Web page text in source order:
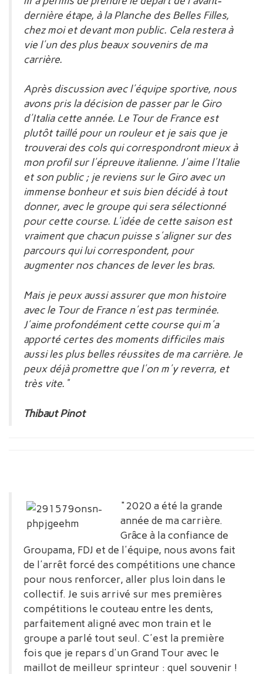
dernière étape, à la Planche des Belles Filles,
chez moi et devant mon public. Cela restera à
vie l'un des plus beaux souvenirs de ma
carrière.
Après discussion avec l'équipe sportive, nous
avons pris la décision de passer par le Giro
d'Italia cette année. Le Tour de France est
plutôt taillé pour un rouleur et je sais que je
trouverai des cols qui correspondront mieux à
mon profil sur l'épreuve italienne. J'aime l'Italie
et son public ; je reviens sur le Giro avec un
immense bonheur et suis bien décidé à tout
donner, avec le groupe qui sera sélectionné
pour cette course. L'idée de cette saison est
vraiment que chacun puisse s'aligner sur des
parcours qui lui correspondent, pour
augmenter nos chances de lever les bras.
Mais je peux aussi assurer que mon histoire
avec le Tour de France n'est pas terminée.
J'aime profondément cette course qui m'a
apporté certes des moments difficiles mais
aussi les plus belles réussites de ma carrière. Je
peux déjà promettre que l'on m'y reverra, et
très vite."
Thibaut Pinot
"2020 a été la grande
année de ma carrière.
Grâce à la confiance de
Groupama, FDJ et de l'équipe, nous avons fait
de l'arrêt forcé des compétitions une chance
pour nous renforcer, aller plus loin dans le
collectif. Je suis arrivé sur mes premières
compétitions le couteau entre les dents,
parfaitement aligné avec mon train et le
groupe a parlé tout seul. C'est la première
fois que je repars d'un Grand Tour avec le
maillot de meilleur sprinteur : quel souvenir !